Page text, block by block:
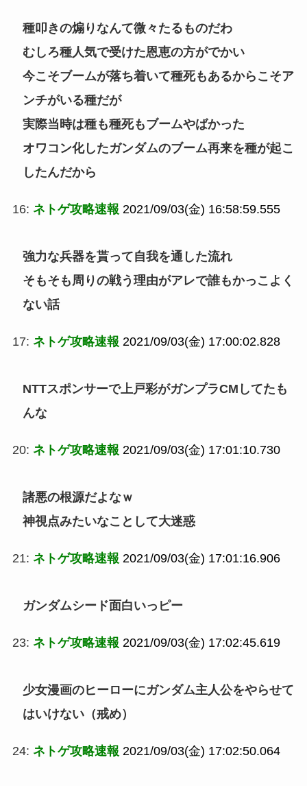
種叩きの煽りなんて微々たるものだわ
むしろ種人気で受けた恩恵の方がでかい
今こそブームが落ち着いて種死もあるからこそア
ンチがいる種だが
実際当時は種も種死もブームやばかった
オワコン化したガンダムのブーム再来を種が起こ
したんだから
16: ネトゲ攻略速報 2021/09/03(金) 16:58:59.555
強力な兵器を貰って自我を通した流れ
そもそも周りの戦う理由がアレで誰もかっこよく
ない話
17: ネトゲ攻略速報 2021/09/03(金) 17:00:02.828
NTTスポンサーで上戸彩がガンプラCMしてたも
んな
20: ネトゲ攻略速報 2021/09/03(金) 17:01:10.730
諸悪の根源だよなｗ
神視点みたいなことして大迷惑
21: ネトゲ攻略速報 2021/09/03(金) 17:01:16.906
ガンダムシード面白いっピー
23: ネトゲ攻略速報 2021/09/03(金) 17:02:45.619
少女漫画のヒーローにガンダム主人公をやらせて
はいけない（戒め）
24: ネトゲ攻略速報 2021/09/03(金) 17:02:50.064